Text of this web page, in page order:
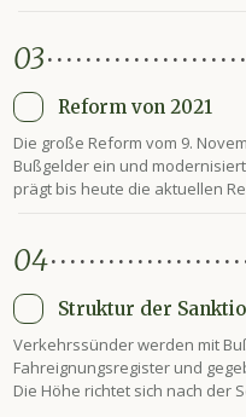
03
Reform von 2021
Die große Reform vom 9.
Bußgelder ein und
prägt bis heute die aktuellen
04
Struktur der
Verkehrssünder werden mit
Fahreignungsregister und
Die Höhe richtet sich nach der